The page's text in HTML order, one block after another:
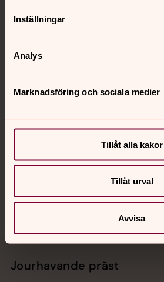
Inställningar
Analys
Marknadsföring och sociala medier
Tillåt alla kakor
Tillåt urval
Avvisa
Hitta snabbt
Jourhavande präst